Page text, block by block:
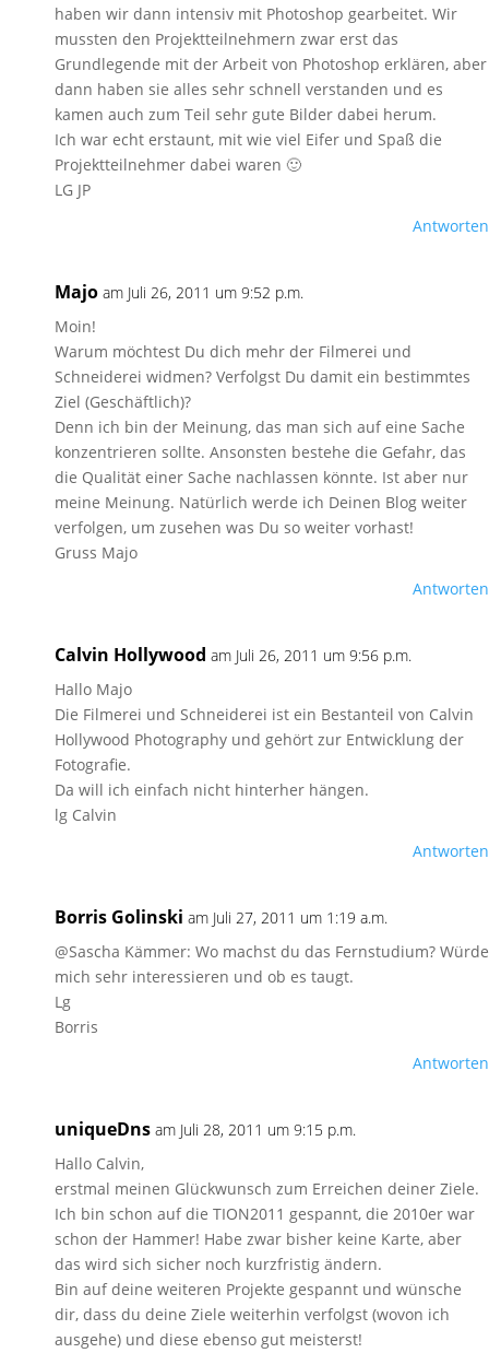
haben wir dann intensiv mit Photoshop gearbeitet. Wir
mussten den Projektteilnehmern zwar erst das
Grundlegende mit der Arbeit von Photoshop erklären, aber
dann haben sie alles sehr schnell verstanden und es
kamen auch zum Teil sehr gute Bilder dabei herum.
Ich war echt erstaunt, mit wie viel Eifer und Spaß die
Projektteilnehmer dabei waren 🙂
LG JP
Antworten
Majo am Juli 26, 2011 um 9:52 p.m.
Moin!
Warum möchtest Du dich mehr der Filmerei und
Schneiderei widmen? Verfolgst Du damit ein bestimmtes
Ziel (Geschäftlich)?
Denn ich bin der Meinung, das man sich auf eine Sache
konzentrieren sollte. Ansonsten bestehe die Gefahr, das
die Qualität einer Sache nachlassen könnte. Ist aber nur
meine Meinung. Natürlich werde ich Deinen Blog weiter
verfolgen, um zusehen was Du so weiter vorhast!
Gruss Majo
Antworten
Calvin Hollywood am Juli 26, 2011 um 9:56 p.m.
Hallo Majo
Die Filmerei und Schneiderei ist ein Bestanteil von Calvin
Hollywood Photography und gehört zur Entwicklung der
Fotografie.
Da will ich einfach nicht hinterher hängen.
lg Calvin
Antworten
Borris Golinski am Juli 27, 2011 um 1:19 a.m.
@Sascha Kämmer: Wo machst du das Fernstudium? Würde
mich sehr interessieren und ob es taugt.
Lg
Borris
Antworten
uniqueDns am Juli 28, 2011 um 9:15 p.m.
Hallo Calvin,
erstmal meinen Glückwunsch zum Erreichen deiner Ziele.
Ich bin schon auf die TION2011 gespannt, die 2010er war
schon der Hammer! Habe zwar bisher keine Karte, aber
das wird sich sicher noch kurzfristig ändern.
Bin auf deine weiteren Projekte gespannt und wünsche
dir, dass du deine Ziele weiterhin verfolgst (wovon ich
ausgehe) und diese ebenso gut meisterst!